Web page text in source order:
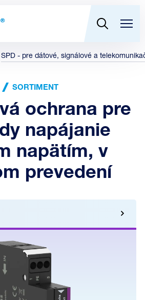
SPD - pre dátové, signálové a
SORTIMENT
ochrana pre
napájanie
napätím, v
prevedení